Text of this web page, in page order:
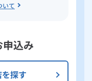
いて
込み
探す